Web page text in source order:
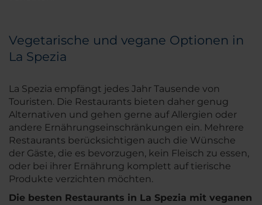
Vegetarische und vegane Optionen in
La Spezia
La Spezia empfängt jedes Jahr Tausende von
Touristen. Die Restaurants bieten daher genug
Alternativen und gehen gerne auf Allergien oder
andere Ernährungseinschränkungen ein. Mehrere
Restaurants berücksichtigen auch die Wünsche
der Gäste, die es bevorzugen, kein Fleisch zu essen,
oder bei ihrer Ernährung komplett auf tierische
Produkte verzichten möchten.
Die besten Restaurants in La Spezia mit veganen